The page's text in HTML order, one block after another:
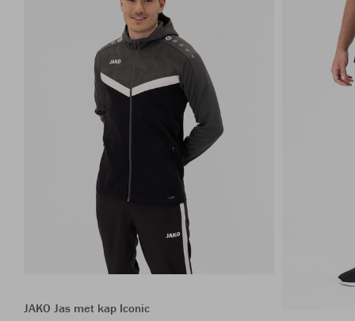
JAKO Jas met kap Iconic